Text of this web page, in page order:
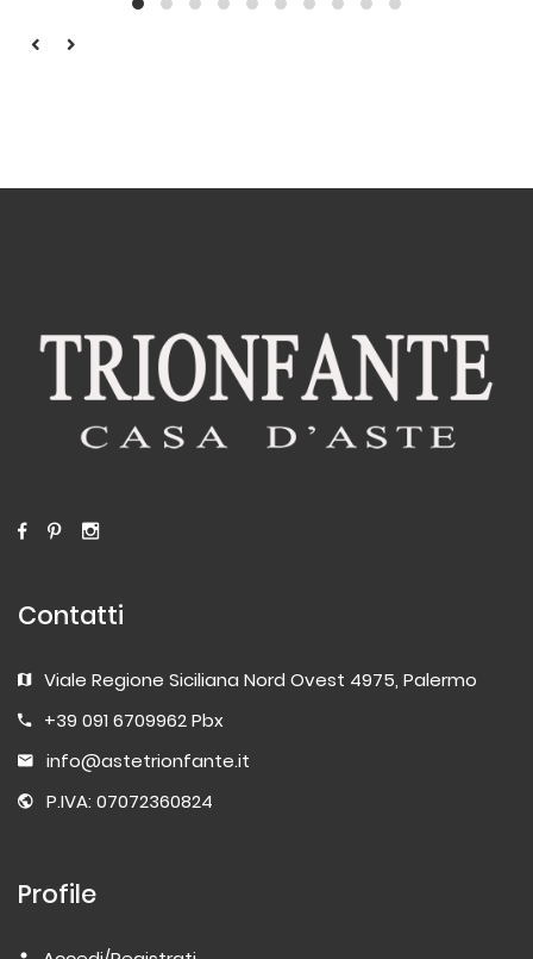
Contatti
Viale Regione Siciliana Nord Ovest 4975, Palermo
+39 091 6709962 Pbx
info@astetrionfante.it
P.IVA: 07072360824
Profile